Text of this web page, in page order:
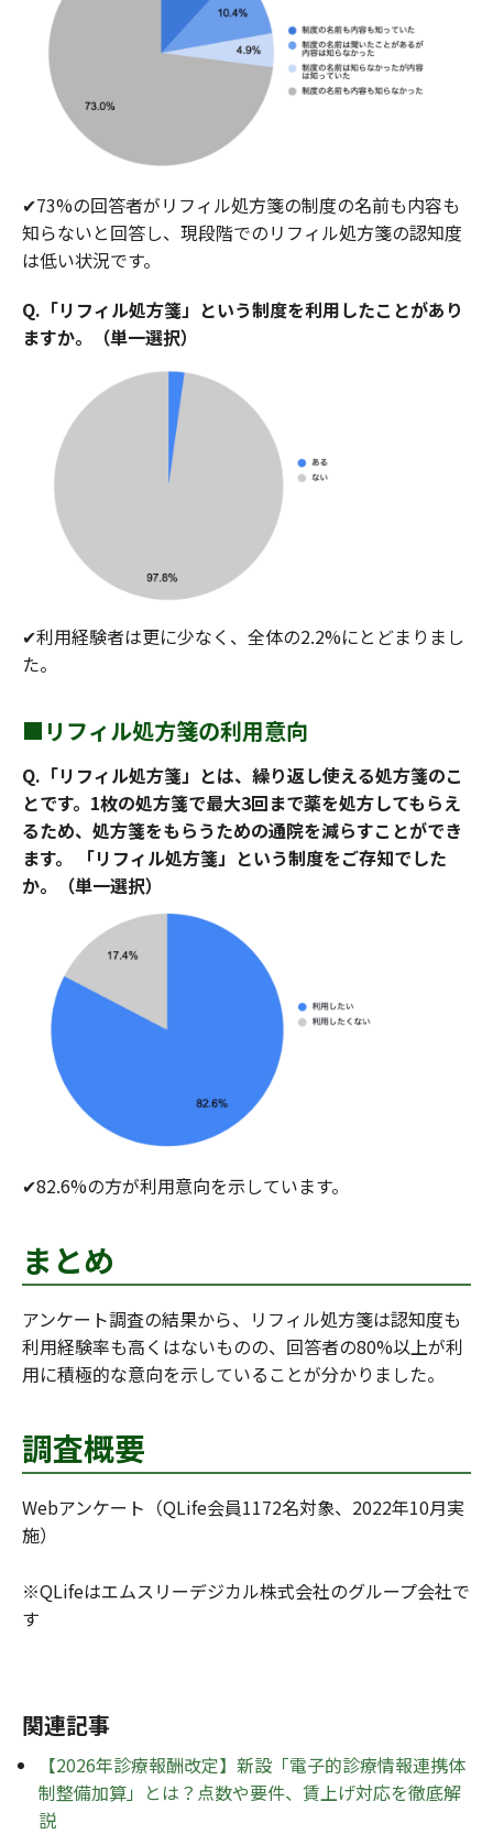
✔︎73%の回答者がリフィル処方箋の制度の名前も内容も
知らないと回答し、現段階でのリフィル処方箋の認知度
は低い状況です。
Q.「リフィル処方箋」という制度を利用したことがあり
ますか。（単一選択）
✔︎利用経験者は更に少なく、全体の2.2%にとどまりまし
た。
■リフィル処方箋の利用意向
Q.「リフィル処方箋」とは、繰り返し使える処方箋のこ
とです。1枚の処方箋で最大3回まで薬を処方してもらえ
るため、処方箋をもらうための通院を減らすことができ
ます。 「リフィル処方箋」という制度をご存知でした
か。（単一選択）
✔︎82.6%の方が利用意向を示しています。
まとめ
アンケート調査の結果から、リフィル処方箋は認知度も
利用経験率も高くはないものの、回答者の80%以上が利
用に積極的な意向を示していることが分かりました。
調査概要
Webアンケート（QLife会員1172名対象、2022年10月実
施）
※QLifeはエムスリーデジカル株式会社のグループ会社で
す
関連記事
【2026年診療報酬改定】新設「電子的診療情報連携体
制整備加算」とは？点数や要件、賃上げ対応を徹底解
説